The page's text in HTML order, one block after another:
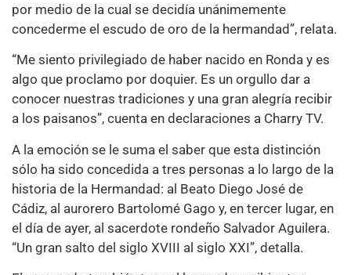
por medio de la cual se decidía unánimemente
concederme el escudo de oro de la hermandad”, relata.
“Me siento privilegiado de haber nacido en Ronda y es
algo que proclamo por doquier. Es un orgullo dar a
conocer nuestras tradiciones y una gran alegría recibir
a los paisanos”, cuenta en declaraciones a Charry TV.
A la emoción se le suma el saber que esta distinción
sólo ha sido concedida a tres personas a lo largo de la
historia de la Hermandad: al Beato Diego José de
Cádiz, al aurorero Bartolomé Gago y, en tercer lugar, en
el día de ayer, al sacerdote rondeño Salvador Aguilera.
“Un gran salto del siglo XVIII al siglo XXI”, detalla.